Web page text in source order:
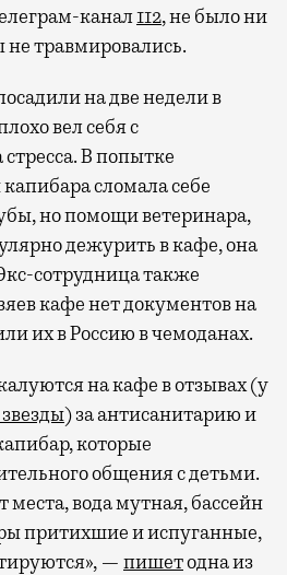
канал112, не было ни
травмировались.
на две недели в
вел себя с
В попытке
сломала себе
но помощи ветеринара,
дежурить в кафе, она
сотрудница также
кафе нет документов на
их в Россию в чемоданах.
на кафе в отзывах (у
звезды) за антисанитарию и
которые
общения с детьми.
места, вода мутная, бассейн
притихшие и испуганные,
— пишетодна из